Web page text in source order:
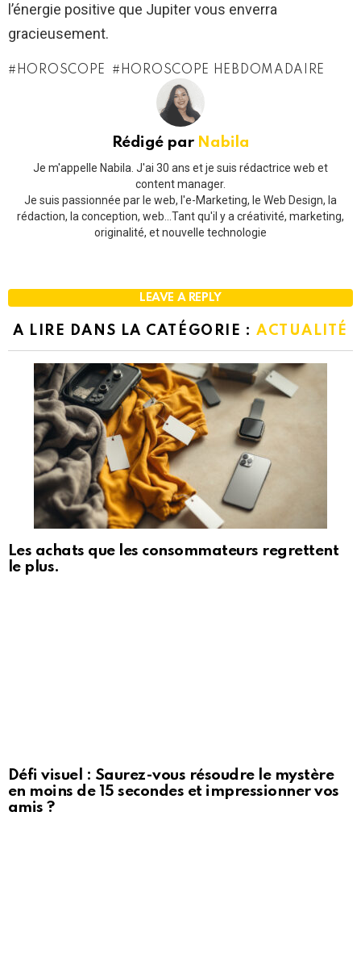
l’énergie positive que Jupiter vous enverra
gracieusement.
HOROSCOPE HOROSCOPE HEBDOMADAIRE
Rédigé par Nabila
Je m'appelle Nabila. J'ai 30 ans et je suis rédactrice web et
content manager.
Je suis passionnée par le web, l'e-Marketing, le Web Design, la
rédaction, la conception, web...Tant qu'il y a créativité, marketing,
originalité, et nouvelle technologie
LEAVE A REPLY
A LIRE DANS LA CATÉGORIE : ACTUALITÉ
Les achats que les consommateurs regrettent
le plus.
Défi visuel : Saurez-vous résoudre le mystère
en moins de 15 secondes et impressionner vos
amis ?